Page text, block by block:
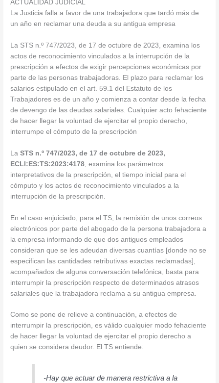
ACTUALIDAD JUDICIAL
La Justicia falla a favor de una trabajadora que tardó más de
un año en reclamar una deuda a su antigua empresa
La STS n.º 747/2023, de 17 de octubre de 2023, examina los
actos de reconocimiento vinculados a la interrupción de la
prescripción a efectos de exigir percepciones económicas por
parte de las personas trabajadoras. El plazo para reclamar los
salarios estipulado en el art. 59.1 del Estatuto de los
Trabajadores es de un año y comienza a contar desde la fecha
de devengo de las deudas salariales. Cualquier acto fehaciente
de hacer llegar la voluntad de ejercitar el propio derecho,
interrumpe el cómputo de la prescripción
LaSTS n.º 747/2023, de 17 de octubre de 2023,
ECLI:ES:TS:2023:4178 , examina los parámetros
interpretativos de la prescripción, el tiempo inicial para el
cómputo y los actos de reconocimiento vinculados a la
interrupción de la prescripción.
En el caso enjuiciado, para el TS, la remisión de unos correos
electrónicos por parte del abogado de la persona trabajadora a
la empresa informando de que dos antiguos empleados
consideran que se les adeudan diversas cuantías [donde no se
especifican las cantidades retributivas exactas reclamadas],
acompañados de alguna conversación telefónica, basta para
interrumpir la prescripción respecto de determinados atrasos
salariales que la trabajadora reclama a su antigua empresa.
Como se pone de relieve a continuación, a efectos de
interrumpir la prescripción, es válido cualquier modo fehaciente
de hacer llegar la voluntad de ejercitar el propio derecho a
quien se considera deudor. El TS entiende:
-Hay que actuar de manera restrictiva a la